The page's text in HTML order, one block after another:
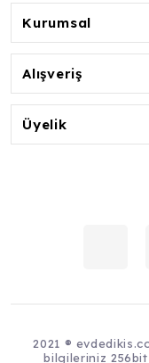
Kurumsal
Alışveriş
Üyelik
2021 ®
bilgileriniz 256bit